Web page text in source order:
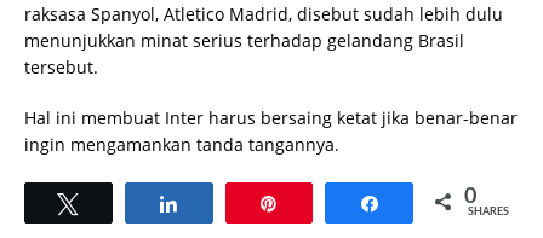
raksasa Spanyol, Atletico Madrid, disebut sudah lebih dulu
menunjukkan minat serius terhadap gelandang Brasil
tersebut.
Hal ini membuat Inter harus bersaing ketat jika benar-benar
ingin mengamankan tanda tangannya.
Share 0
SHARES